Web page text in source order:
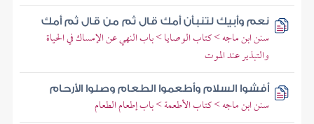
نعم وأبيك لتنبأن أمك قال ثم من قال ثم أمك
سنن ابن ماجه > كتاب الوصايا > باب النهي عن الإمساك في الحياة
والتبذير عند الموت
أفشوا السلام وأطعموا الطعام وصلوا الأرحام
سنن ابن ماجه > كتاب الأطعمة > باب إطعام الطعام